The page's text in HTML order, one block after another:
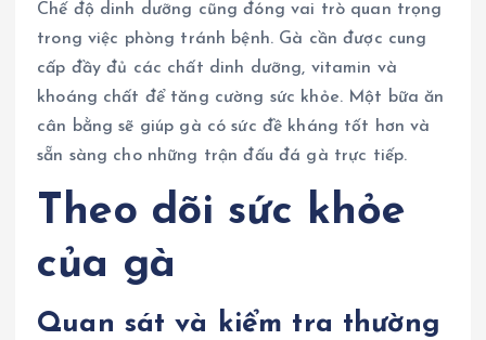
Chế độ dinh dưỡng cũng đóng vai trò quan trọng
trong việc phòng tránh bệnh. Gà cần được cung
cấp đầy đủ các chất dinh dưỡng, vitamin và
khoáng chất để tăng cường sức khỏe. Một bữa ăn
cân bằng sẽ giúp gà có sức đề kháng tốt hơn và
sẵn sàng cho những trận đấu đá gà trực tiếp.
Theo dõi sức khỏe
của gà
Quan sát và kiểm tra thường